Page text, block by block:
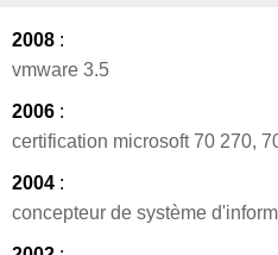
2008 :
vmware 3.5
2006 :
certification microsoft 70 270,
2004 :
concepteur de système